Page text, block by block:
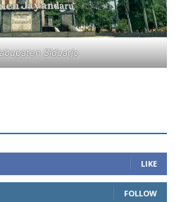
Sidoarjo
LIKE
FOLLOW